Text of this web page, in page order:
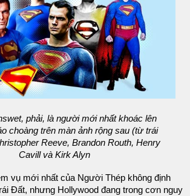
phải, là người mới nhất khoác lên
choàng trên màn ảnh rộng sau (từ trái
Reeve, Brandon Routh, Henry
Cavill và Kirk Alyn
vụ mới nhất của Người Thép không định
Đất, nhưng Hollywood đang trong cơn nguy